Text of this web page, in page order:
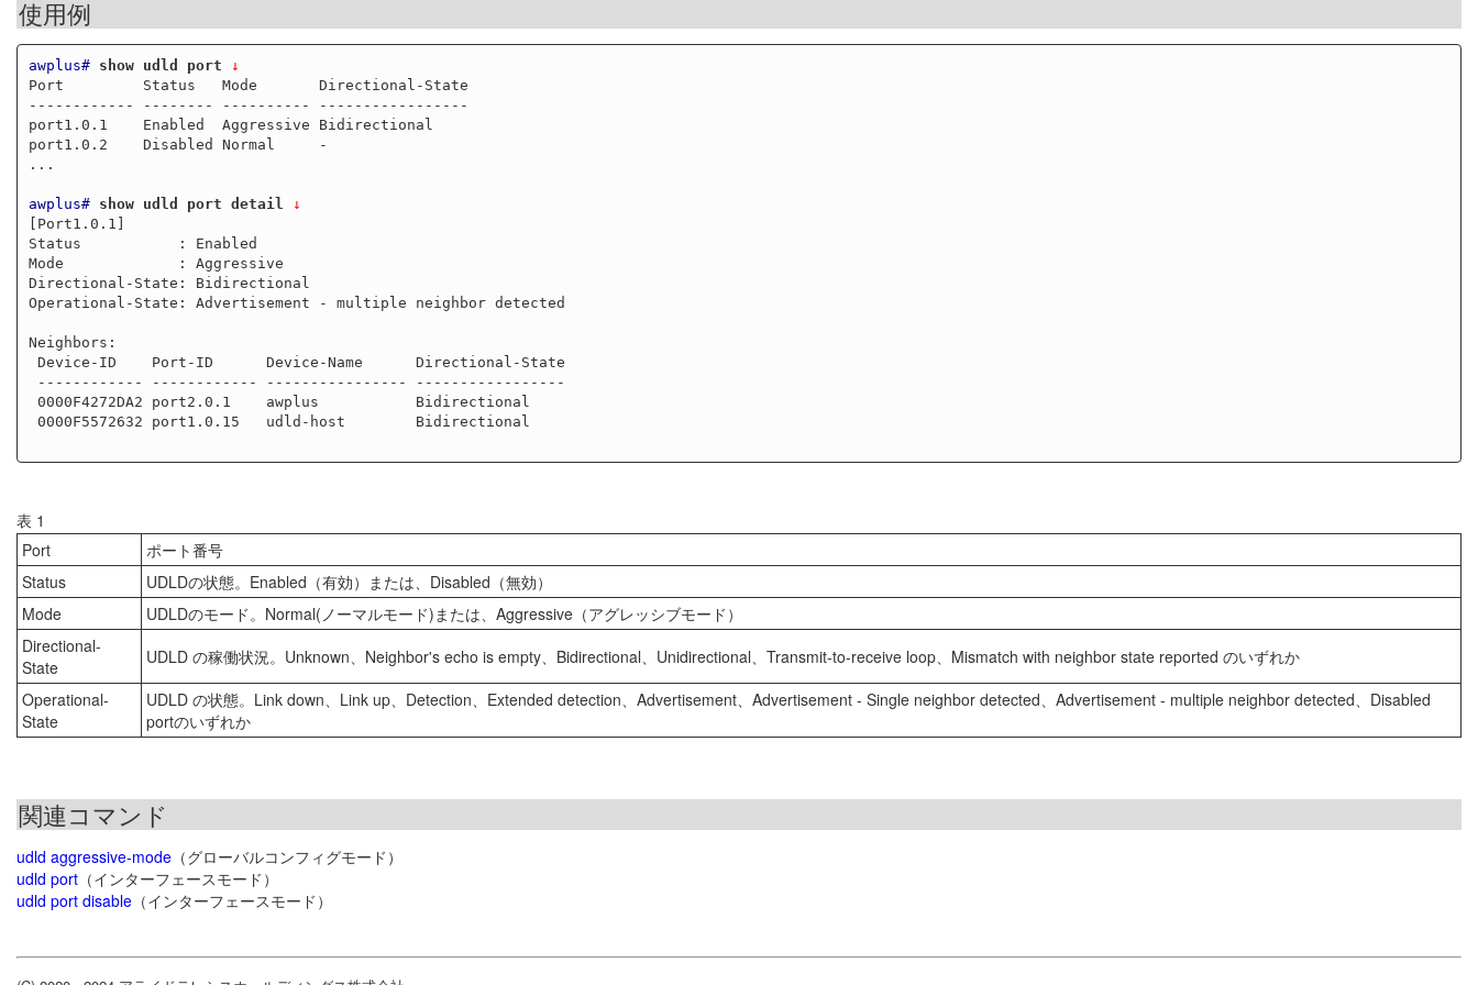
使用例
awplus# show udld port ↓
Port         Status   Mode       Directional-State
------------ -------- ---------- -----------------
port1.0.1    Enabled  Aggressive Bidirectional
port1.0.2    Disabled Normal     -
...
awplus# show udld port detail
↓
[Port1.0.1]
Status           : Enabled
Mode             : Aggressive
Directional-State: Bidirectional
Operational-State: Advertisement - multiple neighbor detected
Neighbors:
表 1
Port
ポート番号
Status
UDLDの状態。Enabled（有効）または、Disabled（無効）
Mode
UDLDのモード。Normal(ノーマルモード)または、Aggressive（アグレッシブモード）
Directional-
State
UDLD の稼働状況。Unknown、Neighbor's echo is empty、Bidirectional、Unidirectional、Transmit-to-receive loop、Mismatch with neighbor state reported のいずれか
Operational-
State
UDLD の状態。Link down、Link up、Detection、Extended detection、Advertisement、Advertisement - Single neighbor detected、Advertisement - multiple neighbor detected、Disabled
portのいずれか
関連コマンド
udld aggressive-mode （グローバルコンフィグモード）
udld port （インターフェースモード）
udld port disable （インターフェースモード）